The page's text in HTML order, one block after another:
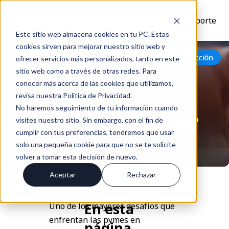
Este sitio web almacena cookies en tu PC. Estas
cookies sirven para mejorar nuestro sitio web y
ofrecer servicios más personalizados, tanto en este
sitio web como a través de otras redes. Para
conocer más acerca de las cookies que utilizamos,
revisa nuestra Política de Privacidad.
No haremos seguimiento de tu información cuando
visites nuestro sitio. Sin embargo, con el fin de
cumplir con tus preferencias, tendremos que usar
solo una pequeña cookie para que no se te solicite
volver a tomar esta decisión de nuevo.
Aceptar Rechazar
Soporte
Volver Prospección
¿Cómo Generar Leads y
Atraer Clientes de Calidad?
Sep 04, 2024
Uno de los mayores desafíos que
enfrentan las pymes en
En esta